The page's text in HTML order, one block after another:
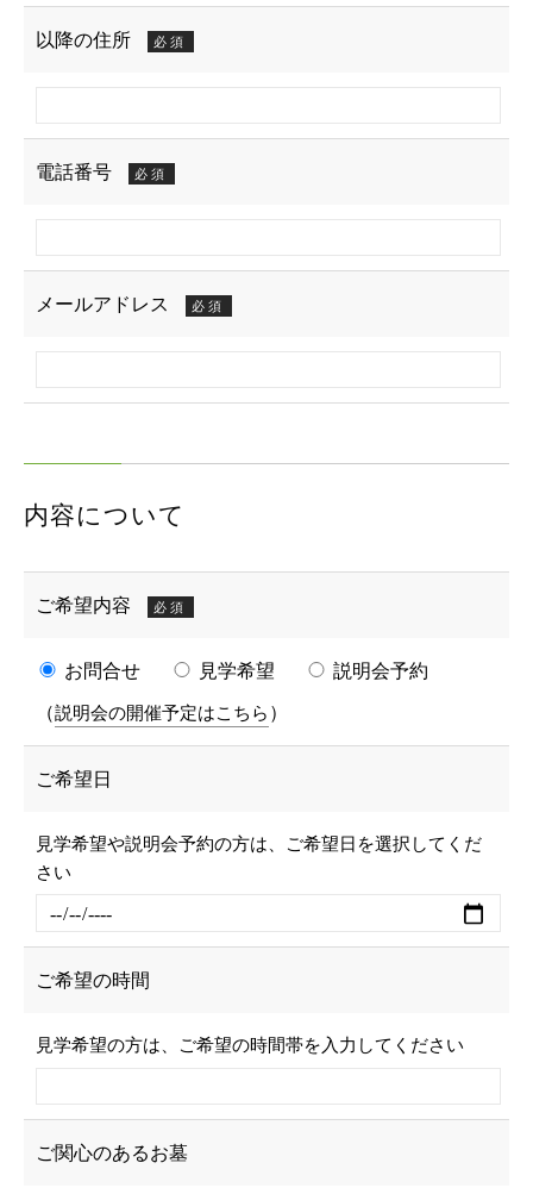
以降の住所 必須
電話番号 必須
メールアドレス 必須
内容について
ご希望内容 必須
お問合せ 見学希望 説明会予約
（説明会の開催予定はこちら ）
ご希望日
見学希望や説明会予約の方は、ご希望日を選択してくだ
さい
ご希望の時間
見学希望の方は、ご希望の時間帯を入力してください
ご関心のあるお墓